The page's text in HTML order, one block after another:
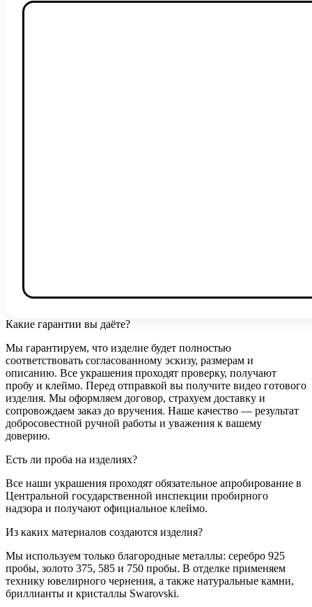
Какие гарантии вы даёте?
Мы гарантируем, что изделие будет полностью
соответствовать согласованному эскизу, размерам и
описанию. Все украшения проходят проверку, получают
пробу и клеймо. Перед отправкой вы получите видео готового
изделия. Мы оформляем договор, страхуем доставку и
сопровождаем заказ до вручения. Наше качество — результат
добросовестной ручной работы и уважения к вашему
доверию.
Есть ли проба на изделиях?
Все наши украшения проходят обязательное апробирование в
Центральной государственной инспекции пробирного
надзора и получают официальное клеймо.
Из каких материалов создаются изделия?
Мы используем только благородные металлы: серебро 925
пробы, золото 375, 585 и 750 пробы. В отделке применяем
технику ювелирного чернения, а также натуральные камни,
бриллианты и кристаллы Swarovski.